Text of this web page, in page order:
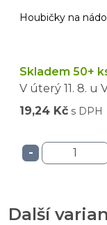
Houbičky na
Skladem 50+
V úterý 11. 8. u
19,24 Kč s DPH
-
Další